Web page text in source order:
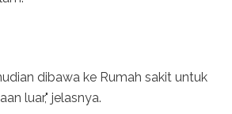
dibawa ke Rumah sakit untuk
luar," jelasnya.